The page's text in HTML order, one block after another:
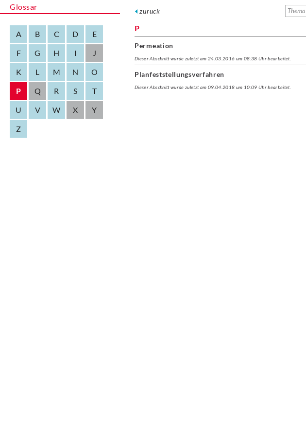
Glossar
A B C D E
F G H I J
K L M N O
P Q R S T
U V W X Y
Z
zurück
P
Permeation
Dieser Abschnitt wurde zuletzt am 24.03.2016 um 08:38 Uhr bearbeitet.
Planfeststellungsverfahren
Dieser Abschnitt wurde zuletzt am 09.04.2018 um 10:09 Uhr bearbeitet.